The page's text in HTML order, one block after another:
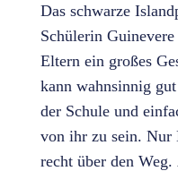
Das schwarze
Schülerin
Eltern ein großes
kann wahnsinnig
der Schule und
von ihr zu sein. Nur
recht über den Weg.